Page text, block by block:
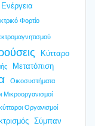
Φορτίο
Κύτταρο
Μετατόπιση
Οικοσυστήματα
Μικροοργανισμοί
Οργανισμοί
Σύμπαν